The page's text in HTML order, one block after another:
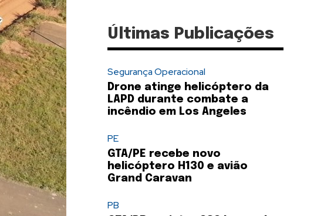
Últimas Publicações
Segurança Operacional
Drone atinge helicóptero da
LAPD durante combate a
incêndio em Los Angeles
PE
GTA/PE recebe novo
helicóptero H130 e avião
Grand Caravan
PB